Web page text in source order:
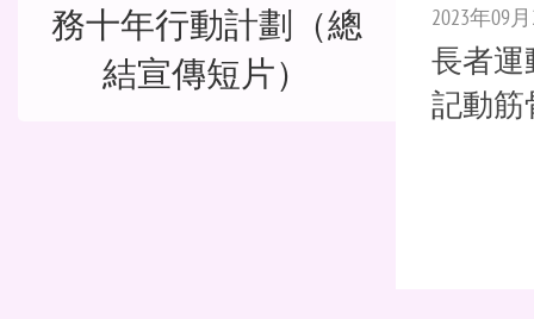
務十年行動計劃（總
結宣傳短片）
2023年09
長者
記動筋